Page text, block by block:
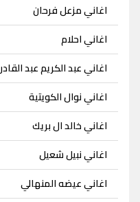
اغاني مزعل فرحان
اغاني احلام
اغاني عبد الكريم عبد القادر
اغاني نوال الكويتية
اغاني خالد ال بريك
اغاني نبيل شعيل
اغاني عيضه المنهالي